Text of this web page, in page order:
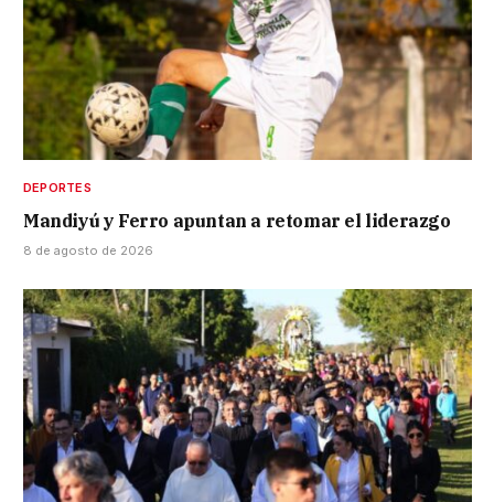
DEPORTES
Mandiyú y Ferro apuntan a retomar el liderazgo
8 de agosto de 2026